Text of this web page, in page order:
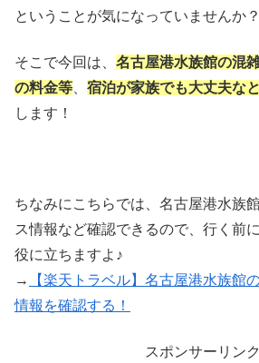
ということが気になっていませんか？
そこで今回は、 名古屋港水族館の混
の料金等
宿泊が家族でも大丈夫な
します！
ちなみにこちらでは、名古屋港水族
ス情報など確認できるので、行く前
役に立ちますよ♪
→
【楽天トラベル】名古屋港水族館
情報を確認する！
スポンサーリンク